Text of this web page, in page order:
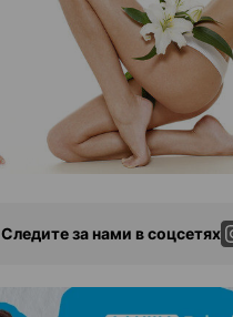
Следите за нами в соцсетях